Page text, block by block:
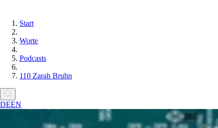
Start
Worte
Podcasts
110 Zarah Bruhn
DEEN